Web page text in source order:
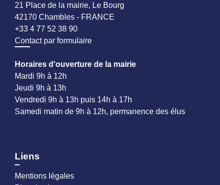
21 Place de la mairie, Le Bourg
42170 Chambles - FRANCE
+33 4 77 52 38 90
Contact par formulaire
Horaires d'ouverture de la mairie
Mardi 9h à 12h
Jeudi 9h à 13h
Vendredi 9h à 13h puis 14h à 17h
Samedi matin de 9h à 12h, permanence des élus
Liens
Mentions légales